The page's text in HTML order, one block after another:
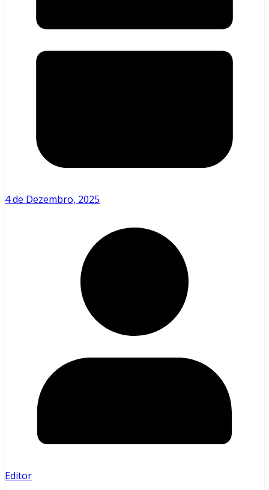
4 de Dezembro, 2025
Editor